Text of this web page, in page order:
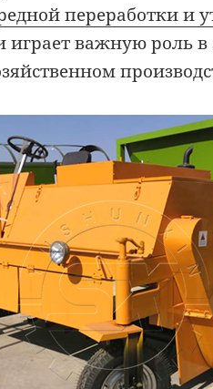
переработки и
играет важную роль